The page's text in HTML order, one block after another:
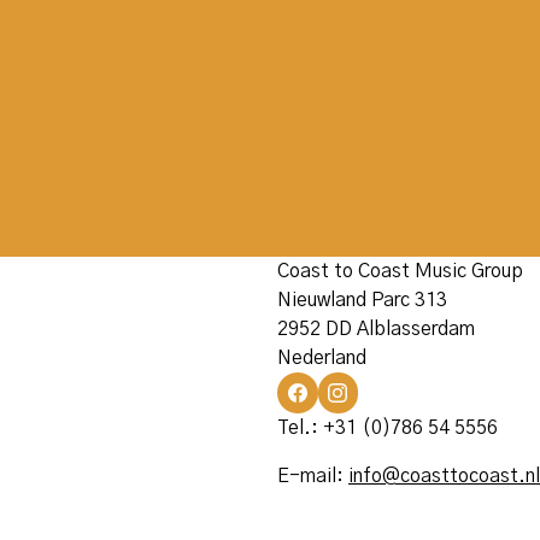
Coast to Coast Music Group
Nieuwland Parc 313
2952 DD Alblasserdam
Nederland
Tel.: +31 (0)786 54 5556
E-mail: info@coasttocoast.nl